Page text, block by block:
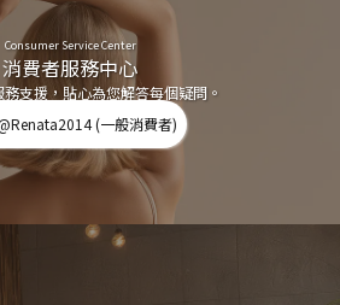
Consumer Service Center
消費者服務中心
支援，貼心為您解答每個疑問。
(一般消費者)